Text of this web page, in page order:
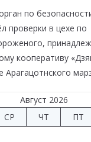
по
проверки в цехе по
кооперативу
Арагацотнского
Август 2026
СР ЧТ ПТ